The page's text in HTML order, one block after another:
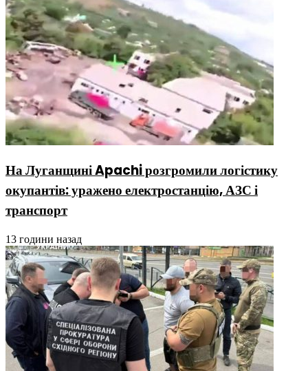
На Луганщині Apachi розгромили логістику
окупантів: уражено електростанцію, АЗС і
транспорт
13 години назад